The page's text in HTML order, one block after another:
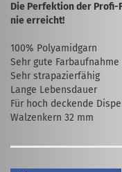
Die Perfektion der Profi-
nie erreicht!
100% Polyamidgarn
Sehr gute Farbaufnahme
Sehr strapazierfähig
Lange Lebensdauer
Für hoch deckende
Walzenkern 32 mm